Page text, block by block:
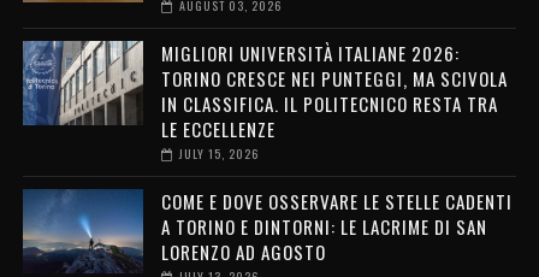
AUGUST 03, 2026
MIGLIORI UNIVERSITÀ ITALIANE 2026:
TORINO CRESCE NEI PUNTEGGI, MA SCIVOLA
IN CLASSIFICA. IL POLITECNICO RESTA TRA
LE ECCELLENZE
JULY 15, 2026
COME E DOVE OSSERVARE LE STELLE CADENTI
A TORINO E DINTORNI: LE LACRIME DI SAN
LORENZO AD AGOSTO